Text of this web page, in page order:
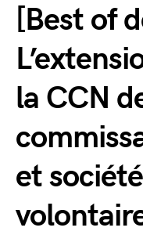
[Best of
la CCN
et